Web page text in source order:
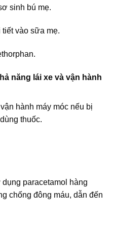
sinh bú mẹ.
vào sữa mẹ.
năng lái xe và vận hành
hành máy móc nếu bị
thuốc.
dụng paracetamol hàng
chống đông máu, dẫn đến